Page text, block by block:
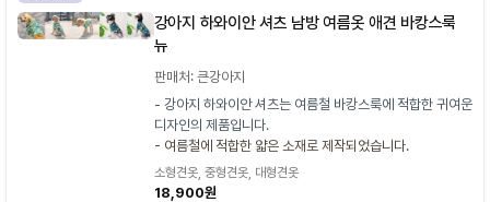
강아지 하와이안 셔츠 남방 여름옷 애견 바캉스룩
뉴
판매처: 큰강아지
- 강아지 하와이안 셔츠는 여름철 바캉스룩에 적합한 귀여운
디자인의 제품입니다.
- 여름철에 적합한 얇은 소재로 제작되었습니다.
소형견옷, 중형견옷, 대형견옷
18,900원